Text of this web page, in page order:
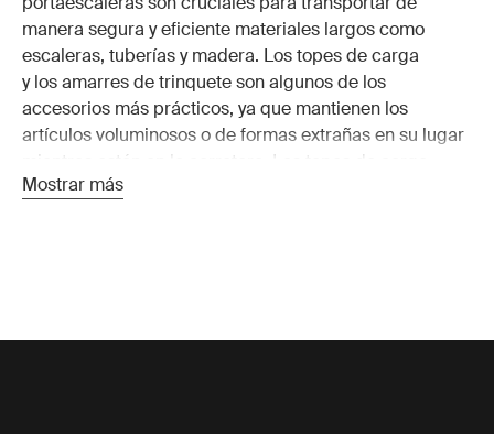
manera segura y eficiente materiales largos como
escaleras, tuberías y madera. Los topes de carga
y los amarres de trinquete son algunos de los
accesorios más prácticos, ya que mantienen los
artículos voluminosos o de formas extrañas en su lugar
mientras están en la carretera. Los topes de carga
ajustables le permiten personalizar su portaequipajes
Mostrar más